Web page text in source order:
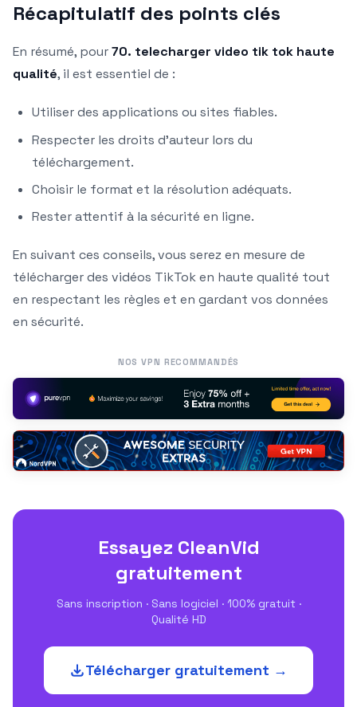
Récapitulatif des points clés
En résumé, pour70. telecharger video tik tok haute
qualité, il est essentiel de :
Utiliser des applications ou sites fiables.
Respecter les droits d’auteur lors du
téléchargement.
Choisir le format et la résolution adéquats.
Rester attentif à la sécurité en ligne.
En suivant ces conseils, vous serez en mesure de
télécharger des vidéos TikTok en haute qualité tout
en respectant les règles et en gardant vos données
en sécurité.
NOS VPN RECOMMANDÉS
Essayez CleanVid
gratuitement
Sans inscription · Sans logiciel · 100% gratuit ·
Qualité HD
Télécharger gratuitement →